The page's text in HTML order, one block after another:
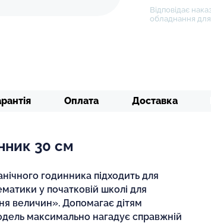
Відповідає
обладнання для
Оплата Доставка
30 см
годинника підходить для
у початковій школі для
величин». Допомагає дітям
максимально нагадує справжній